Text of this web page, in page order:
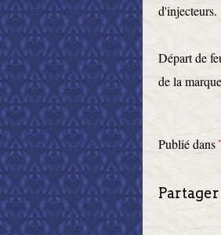
d'injecteurs.
Départ de
de la
Publié dans